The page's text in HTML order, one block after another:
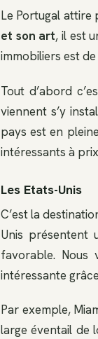
Le Portugal attire
et son art, il est
immobiliers est
Tout d’abord
viennent s’y
pays est en
intéressants à
Les Etats-Unis
C’est la
Unis présentent
favorable. Nous
intéressante
Par exemple,
large éventail de